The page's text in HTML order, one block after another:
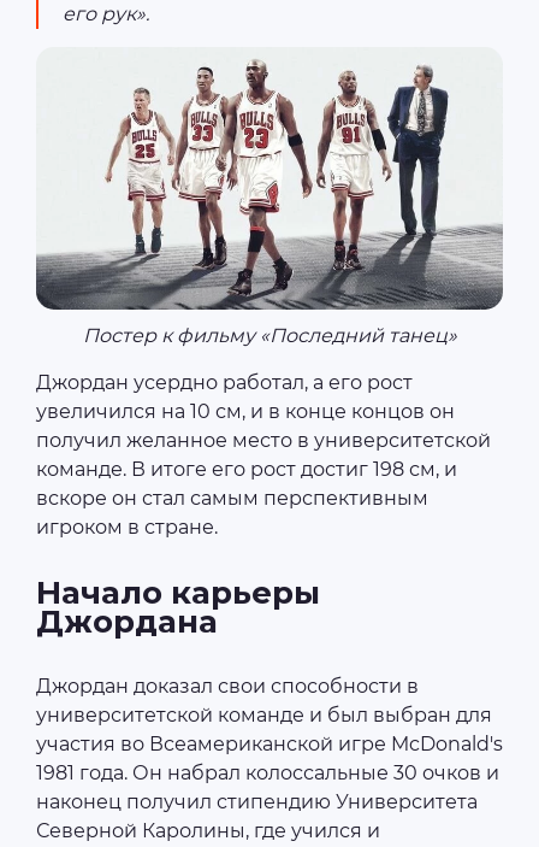
его рук».
Постер к фильму «Последний танец»
Джордан усердно работал, а его рост
увеличился на 10 см, и в конце концов он
получил желанное место в университетской
команде. В итоге его рост достиг 198 см, и
вскоре он стал самым перспективным
игроком в стране.
Начало карьеры
Джордана
Джордан доказал свои способности в
университетской команде и был выбран для
участия во Всеамериканской игре McDonald's
1981 года. Он набрал колоссальные 30 очков и
наконец получил стипендию Университета
Северной Каролины, где учился и